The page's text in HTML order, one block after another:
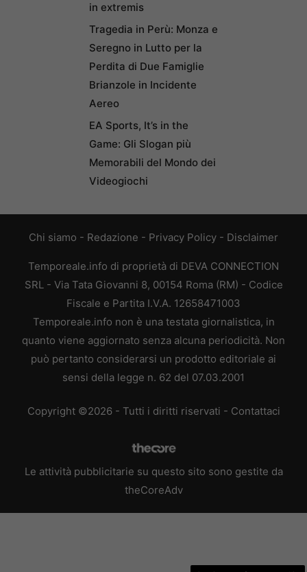
in extremis
Tragedia in Perù: Monza e
Seregno in Lutto per la
Perdita di Due Famiglie
Brianzole in Incidente
Aereo
EA Sports, It’s in the
Game: Gli Slogan più
Memorabili del Mondo dei
Videogiochi
Chi siamo - Redazione - Privacy Policy - Disclaimer
Temporeale.info di proprietà di DEVA CONNECTION
SRL - Via Tata Giovanni 8, 00154 Roma (RM) - Codice
Fiscale e Partita I.V.A. 12658471003
Temporeale.info non è una testata giornalistica, in
quanto viene aggiornato senza alcuna periodicità. Non
può pertanto considerarsi un prodotto editoriale ai
sensi della legge n. 62 del 07.03.2001
Copyright ©2026 - Tutti i diritti riservati - Contattaci
Le attività pubblicitarie su questo sito sono gestite da
theCoreAdv